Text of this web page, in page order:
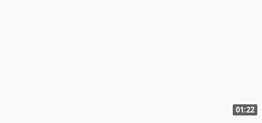
01:22